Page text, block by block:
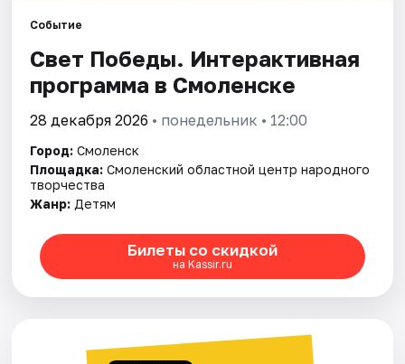
Событие
Свет Победы. Интерактивная
программа в Смоленске
28 декабря 2026 • понедельник • 12:00
Город: Смоленск
Площадка: Смоленский областной центр народного
творчества
Жанр: Детям
Билеты со скидкой
на Kassir.ru